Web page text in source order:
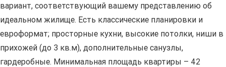
вариант, соответствующий вашему представлению об
идеальном жилище. Есть классические планировки и
евроформат; просторные кухни, высокие потолки, ниши в
прихожей (до 3 кв.м), дополнительные санузлы,
гардеробные. Минимальная площадь квартиры – 42